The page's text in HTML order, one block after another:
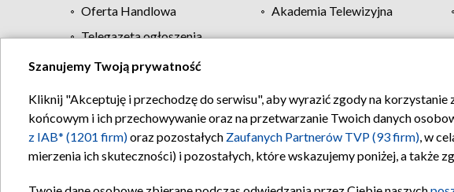
Oferta Handlowa
Akademia Telewizyjna
Telegazeta ogłoszenia
Regulamin TVP Polityka
Szanujemy Twoją prywatność
Kliknij "Akceptuję i przechodzę do serwisu", aby wyrazić zgody na
końcowym i ich przechowywanie oraz na przetwarzanie Twoich danych
z IAB* (1201 firm)oraz pozostałych Zaufanych Partnerów TVP (93 firm), w
mierzenia ich skuteczności) i pozostałych, które wskazujemy poniżej, a także